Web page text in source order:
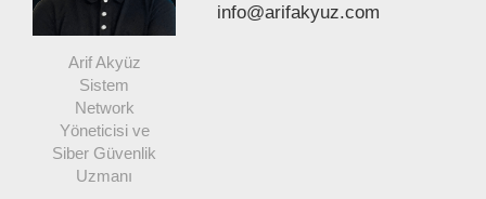
Arif Akyüz
Sistem
Network
Yöneticisi ve
Siber Güvenlik
Uzmanı
info@arifakyuz.com